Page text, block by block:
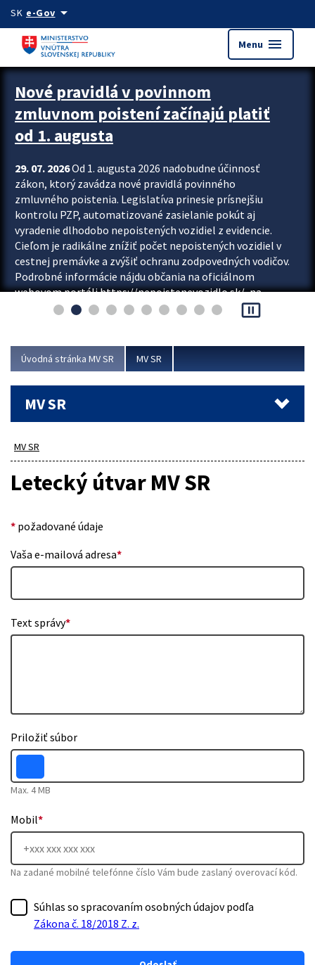
Preskocit na hlavný obsah
SK e-Govarrow_drop_down
Menu menu
Zastavit automatický posun upútavok
Nové pravidlá v povinnom
zmluvnom poistení začínajú platiť
od 1. augusta
29. 07. 2026Od 1. augusta 2026 nadobudne účinnosť
zákon, ktorý zavádza nové pravidlá povinného
zmluvného poistenia. Legislatíva prinesie prísnejšiu
kontrolu PZP, automatizované zasielanie pokút aj
vyradenie dlhodobo nepoistených vozidiel z evidencie.
Cieľom je radikálne znížiť počet nepoistených vozidiel v
cestnej premávke a zvýšiť ochranu zodpovedných vodičov.
Podrobné informácie nájdu občania na oficiálnom
webovom portáli https://nepoistenevozidlo.sk/, na
ktorom od augusta pribudne aj možnosť overiť si...
pause_presentation
Úvodná stránka MV SR MV SR
MV SR
MV SR
Letecký útvar MV SR
* požadované údaje
Vaša e-mailová adresa*
Text správy*
Priložiť súbor
Max. 4 MB
Mobil*
Na zadané mobilné telefónne číslo Vám bude zaslaný overovací kód.
Súhlas so spracovaním osobných údajov podľa
Zákona č. 18/2018 Z. z.